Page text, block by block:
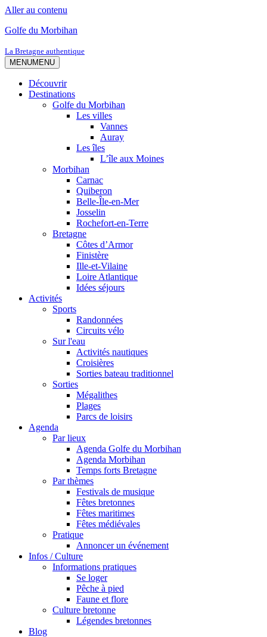
Aller au contenu
Golfe du Morbihan
La Bretagne authentique
MENUMENU
Découvrir
Destinations
Golfe du Morbihan
Les villes
Vannes
Auray
Les îles
L’île aux Moines
Morbihan
Carnac
Quiberon
Belle-Île-en-Mer
Josselin
Rochefort-en-Terre
Bretagne
Côtes d’Armor
Finistère
Ille-et-Vilaine
Loire Atlantique
Idées séjours
Activités
Sports
Randonnées
Circuits vélo
Sur l'eau
Activités nautiques
Croisières
Sorties bateau traditionnel
Sorties
Mégalithes
Plages
Parcs de loisirs
Agenda
Par lieux
Agenda Golfe du Morbihan
Agenda Morbihan
Temps forts Bretagne
Par thèmes
Festivals de musique
Fêtes bretonnes
Fêtes maritimes
Fêtes médiévales
Pratique
Annoncer un événement
Infos / Culture
Informations pratiques
Se loger
Pêche à pied
Faune et flore
Culture bretonne
Légendes bretonnes
Blog